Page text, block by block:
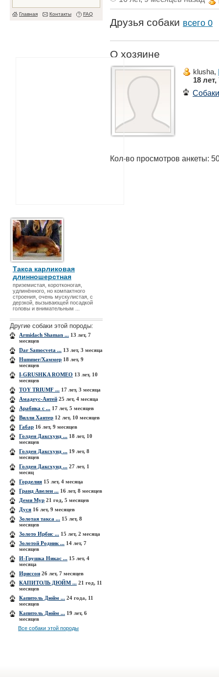
Главная Контакты FAQ
Такса карликовая
длинношерстная
приземистая, коротконогая,
удлинённого, но компактного
строения, очень мускулистая, с
дерзкой, вызывающей посадкой
головы и внимательным ...
Другие собаки этой породы:
Armidach Shaman ... 13 лет, 7
месяцев
Dar Samocveta ... 13 лет, 3 месяца
Hummer/Хаммер 18 лет, 9
месяцев
I-GRUSHKA ROMEO 13 лет, 10
месяцев
TOY TRIUMF ... 17 лет, 3 месяца
Амадеус-Антей 25 лет, 4 месяца
Арабика с ... 17 лет, 5 месяцев
Вилли Хантер 12 лет, 10 месяцев
Габар 16 лет, 9 месяцев
Голден Даксхунд ... 18 лет, 10
месяцев
Голден Даксхунд ... 19 лет, 8
месяцев
Голден Даксхунд ... 27 лет, 1
месяц
Горделия 15 лет, 4 месяца
Гранд Авелен ... 16 лет, 8 месяцев
Деми Мур 21 год, 5 месяцев
Дуся 16 лет, 9 месяцев
Золотая такса ... 15 лет, 8
месяцев
Золото Ирбис ... 15 лет, 2 месяца
Золотой Родник ... 14 лет, 7
месяцев
И-Грушка Никас ... 15 лет, 4
месяца
Ириссон 26 лет, 7 месяцев
КАПИТОЛЬ ДЮЙМ ... 21 год, 11
месяцев
Капитоль Дюйм ... 24 года, 11
месяцев
Капитоль Дюйм ... 19 лет, 6
месяцев
Все собаки этой породы
Друзья собаки всего 0
О хозяине
klusha,
18
Собаки
Кол-во просмотров анкеты: